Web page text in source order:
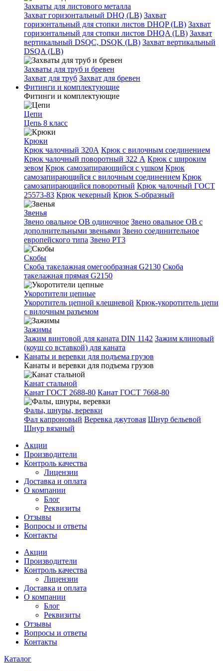
Захваты для листового металла
Захват горизонтальный DHQ (LB) Захват
горизонтальный для стопки листов DHQP (LB) Захват
горизонтальный для стопки листов DHQA (LB) Захват
вертикальный DSQC, DSQK (LB) Захват вертикальный
DSQA (LB)
Захваты для труб и бревен
Захват для труб Захват для бревен
Фитинги и комплектующие
Фитинги и комплектующие
Цепи
Цепь 8 класс
Крюки
Крюк чалочный 320А Крюк с вилочным соединением
Крюк чалочный поворотный 322 А Крюк с широким
зевом Крюк самозапирающийся с ушком Крюк
самозапирающийся с вилочным соединением Крюк
самозапирающийся поворотный Крюк чалочный ГОСТ
25573-83 Крюк чекерный Крюк S-образный
Звенья
Звено овальное OB одиночное Звено овальное ОВ с
дополнительными звеньями Звено соединительное
европейского типа Звено РТ3
Скобы
Скоба такелажная омегообразная G2130 Скоба
такелажная прямая G2150
Укоротители цепные
Укоротитель цепной клешневой Крюк-укоротитель цепи
с вилочным разъемом
Зажимы
Зажим винтовой для каната DIN 1142 Зажим клиновый
(коуш со вставкой) для каната
Канаты и веревки для подъема грузов
Канаты и веревки для подъема грузов
Канат стальной
Канат ГОСТ 2688-80 Канат ГОСТ 7668-80
Фалы, шнуры, веревки
Фал капроновый Веревка джутовая Шнур бельевой
Шнур вязаный
Акции
Производители
Контроль качества
Лицензии
Доставка и оплата
О компании
Блог
Реквизиты
Отзывы
Вопросы и ответы
Контакты
Акции
Производители
Контроль качества
Лицензии
Доставка и оплата
О компании
Блог
Реквизиты
Отзывы
Вопросы и ответы
Контакты
Каталог